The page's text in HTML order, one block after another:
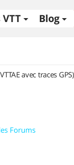
Blog
avec traces GPS)
Forums